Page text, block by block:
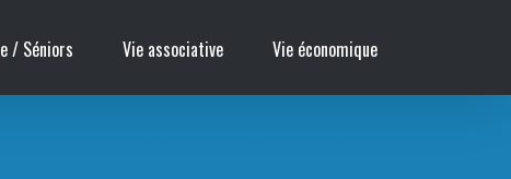
/ Séniors Vie associative Vie économique